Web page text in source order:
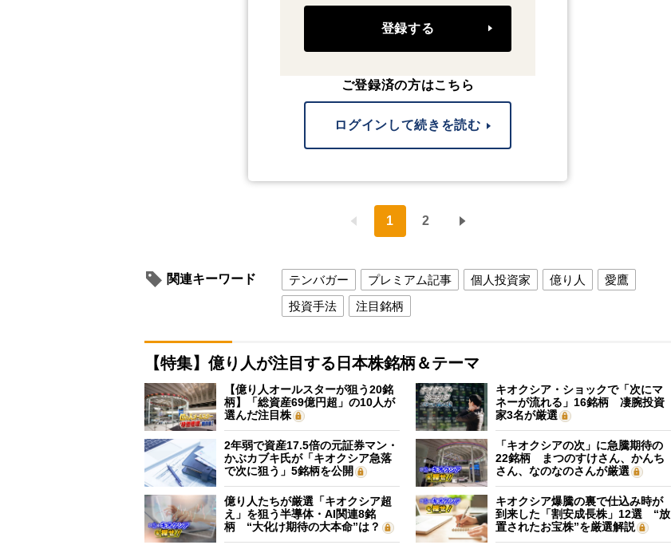
登録する
ご登録済の方はこちら
ログインして続きを読む
1 2
関連キーワード テンバガー プレミアム記事 個人投資家 億り人
愛鷹
投資手法
注目銘柄
【特集】億り人が注目する日本株銘柄＆テーマ
【億り人オールスターが狙う20銘
柄】「総資産69億円超」の10人が
選んだ注目株
キオクシア・ショックで「次にマ
ネーが流れる」16銘柄 凄腕投資
家3名が厳選
2年弱で資産17.5倍の元証券マン・
かぶカブキ氏が「キオクシア急落
で次に狙う」5銘柄を公開
「キオクシアの次」に急騰期待の
22銘柄 まつのすけさん、かんち
さん、なのなのさんが厳選
億り人たちが厳選「キオクシア超
え」を狙う半導体・AI関連8銘
柄 “大化け期待の大本命”は？
キオクシア爆騰の裏で仕込み時が
到来した「割安成長株」12選 “放
置されたお宝株”を厳選解説